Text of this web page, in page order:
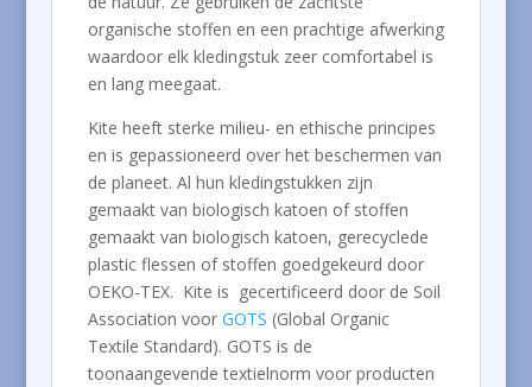
organische stoffen en een prachtige afwerking
waardoor elk kledingstuk zeer comfortabel is
en lang meegaat.
Kite heeft sterke milieu- en ethische principes
en is gepassioneerd over het beschermen van
de planeet. Al hun kledingstukken zijn
gemaakt van biologisch katoen of stoffen
gemaakt van biologisch katoen, gerecyclede
plastic flessen of stoffen goedgekeurd door
OEKO-TEX. Kite is gecertificeerd door de Soil
Association voor GOTS (Global Organic
Textile Standard). GOTS is de
toonaangevende textielnorm voor producten